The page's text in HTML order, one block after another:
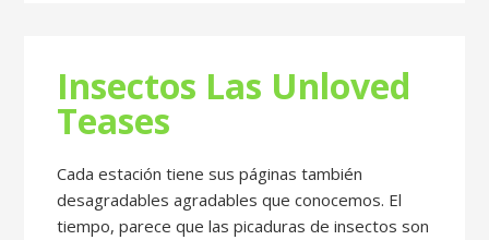
Insectos Las Unloved
Teases
Cada estación tiene sus páginas también
desagradables agradables que conocemos. El
tiempo, parece que las picaduras de insectos son